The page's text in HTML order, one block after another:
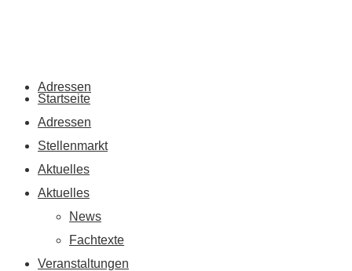
Adressen
Startseite
Adressen
Stellenmarkt
Aktuelles
Aktuelles
News
Fachtexte
Veranstaltungen